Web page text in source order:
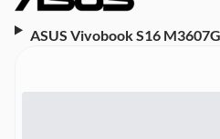
ASUS Vivobook S16